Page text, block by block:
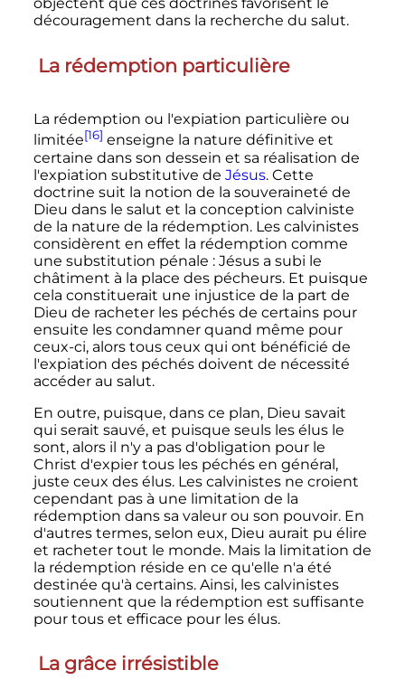
découragement dans la recherche du salut.
La rédemption particulière
La rédemption ou l'expiation particulière ou
limitée[16] enseigne la nature définitive et
certaine dans son dessein et sa réalisation de
l'expiation substitutive de Jésus. Cette
doctrine suit la notion de la souveraineté de
Dieu dans le salut et la conception calviniste
de la nature de la rédemption. Les calvinistes
considèrent en effet la rédemption comme
une substitution pénale : Jésus a subi le
châtiment à la place des pécheurs. Et puisque
cela constituerait une injustice de la part de
Dieu de racheter les péchés de certains pour
ensuite les condamner quand même pour
ceux-ci, alors tous ceux qui ont bénéficié de
l'expiation des péchés doivent de nécessité
accéder au salut.
En outre, puisque, dans ce plan, Dieu savait
qui serait sauvé, et puisque seuls les élus le
sont, alors il n'y a pas d'obligation pour le
Christ d'expier tous les péchés en général,
juste ceux des élus. Les calvinistes ne croient
cependant pas à une limitation de la
rédemption dans sa valeur ou son pouvoir. En
d'autres termes, selon eux, Dieu aurait pu élire
et racheter tout le monde. Mais la limitation de
la rédemption réside en ce qu'elle n'a été
destinée qu'à certains. Ainsi, les calvinistes
soutiennent que la rédemption est suffisante
pour tous et efficace pour les élus.
La grâce irrésistible